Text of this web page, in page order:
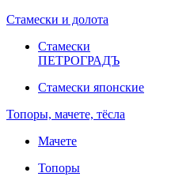
Стамески и долота
Стамески
ПЕТРОГРАДЪ
Стамески японские
Топоры, мачете, тёсла
Мачете
Топоры